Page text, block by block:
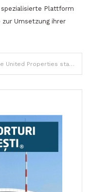
Plattform
Umsetzung ihrer
One United Properties startet ein öffentliches Aktienrückkaufangebot